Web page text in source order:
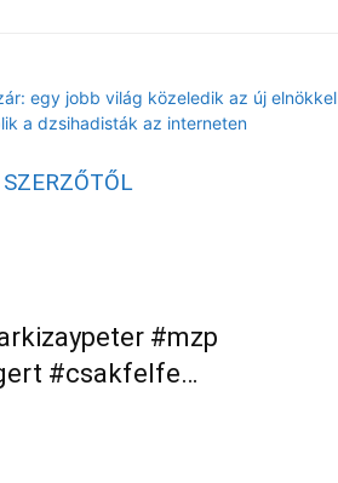
egy jobb világ közeledik az új elnökkel
a dzsihadisták az interneten
#mzp
#csakfelfe…